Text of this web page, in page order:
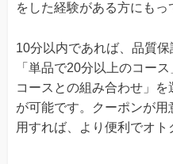
をした経験がある方にもっ
10分以内であれば、品質保
「単品で20分以上のコー
コースとの組み合わせ」
が可能です。クーポンが用
用すれば、より便利でオト